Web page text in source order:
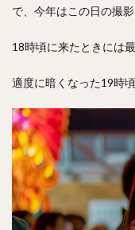
で、今年はこの日の撮影
18時頃に来たときには
適度に暗くなった19時